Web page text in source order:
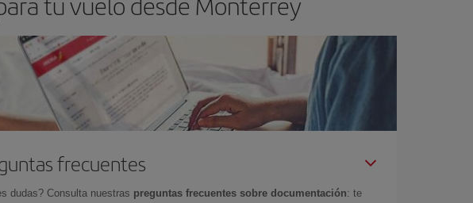
frecuentes
dudas? Consulta nuestras preguntas frecuentes sobre documentación: te